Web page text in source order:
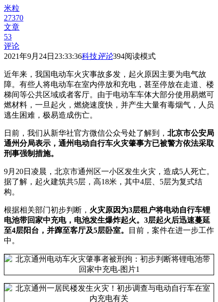
米粒
27370
文章
53
评论
2021年9月24日23:33:36科技评论394阅读模式
近年来，我国电动车火灾事故多发，起火原因主要为电气故
障。有些人将电动车在室内停放和充电，甚至停放在走道、楼
梯间等公共区域或者客厅。由于电动车车体大部分使用易燃可
燃材料，一旦起火，燃烧速度快，并产生大量有毒烟气，人员
逃生困难，极易造成伤亡。
日前，我们从新华社官方微信公众号处了解到， 北京市公安局
通州分局表示，通州电动自行车火灾肇事方已被警方依法采取
刑事强制措施。
9月20日凌晨，北京市通州区一小区发生火灾，造成5人死亡。
据了解，起火建筑共5层，高18米，其中4层、5层为复式结
构。
根据相关部门初步判断， 火灾原因为3层租户将电动自行车锂
电池带回家中充电，电池发生爆炸起火。3层起火后迅速蔓延
至4层阳台，并蹿至客厅及5层卧室。
目前，案件在进一步工作
中。